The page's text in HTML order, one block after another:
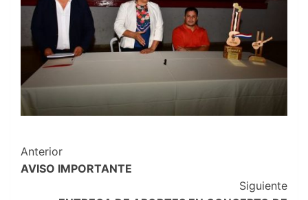
Navegación
de
Anterior
AVISO IMPORTANTE
Siguiente